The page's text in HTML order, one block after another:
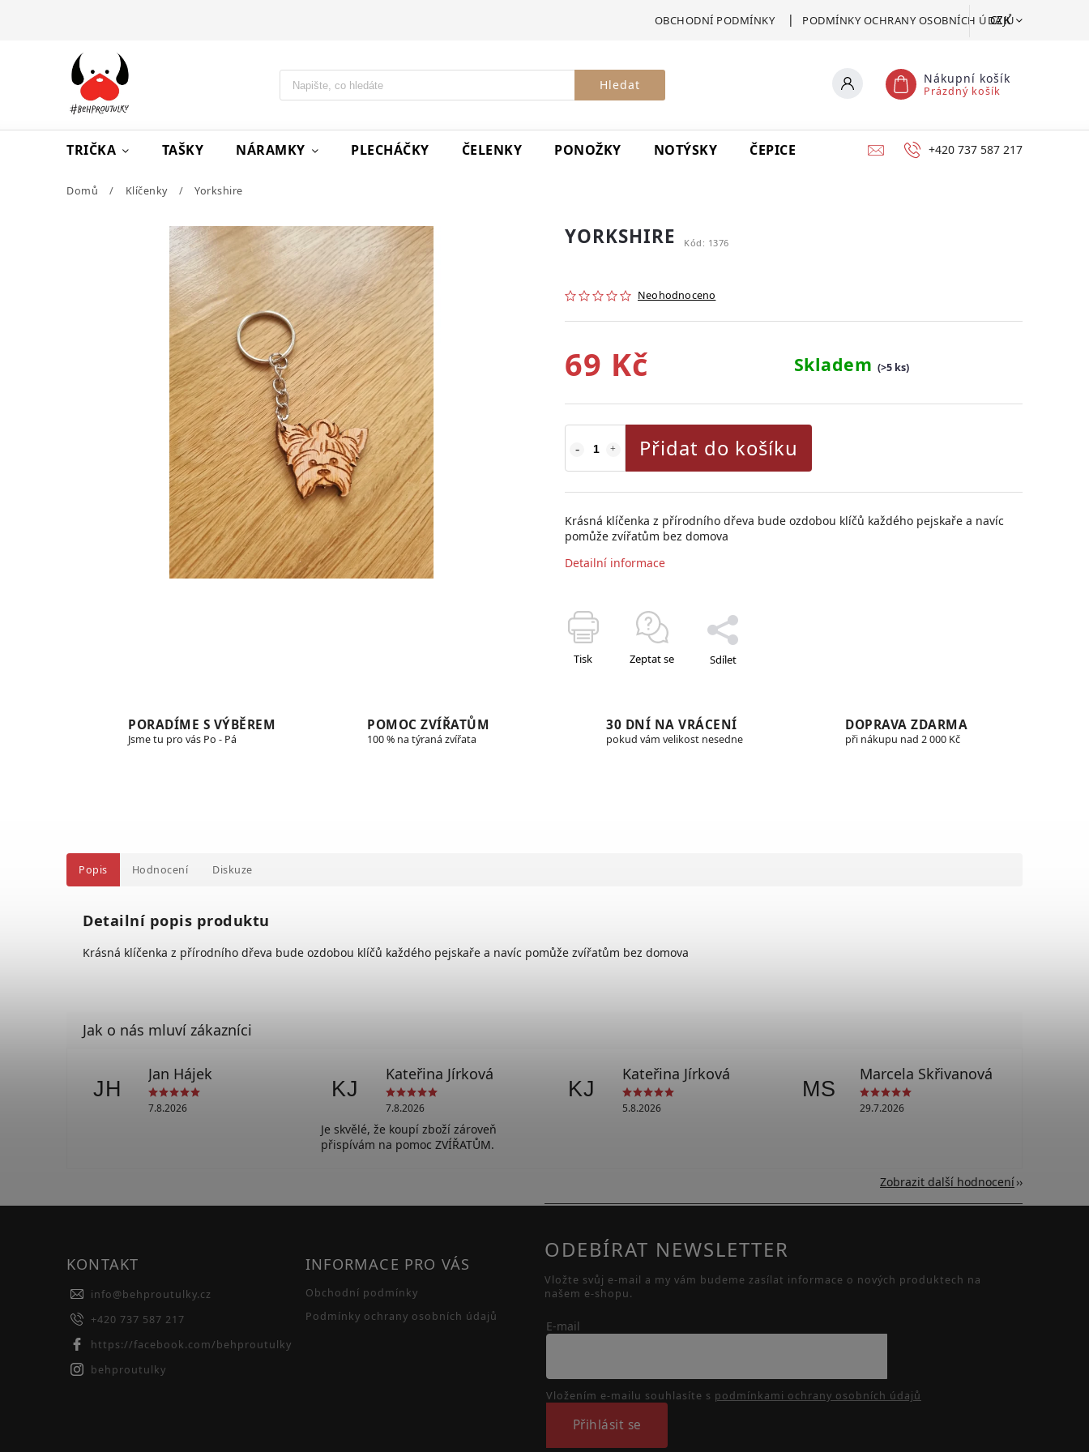
OBCHODNÍ PODMÍNKY PODMÍNKY OCHRANY OSOBNÍCH ÚDAJŮ
CZK
Hledat Nákupní košík
Prázdný košík
TRIČKA TAŠKY NÁRAMKY PLECHÁČKY ČELENKY PONOŽKY NOTÝSKY ČEPICE VSTUPENKA CERTIFIKÁT POMOCI
+420 737 587 217
Domů / Klíčenky / Yorkshire
YORKSHIRE Kód: 1376
Neohodnoceno
69 Kč Skladem (>5 ks)
Přidat do košíku
Krásná klíčenka z přírodního dřeva bude ozdobou klíčů každého pejskaře a navíc
pomůže zvířatům bez domova
Detailní informace
Tisk Zeptat se Sdílet
PORADÍME S VÝBĚREM
Jsme tu pro vás Po - Pá
POMOC ZVÍŘATŮM
100 % na týraná zvířata
30 DNÍ NA VRÁCENÍ
pokud vám velikost nesedne
DOPRAVA ZDARMA
při nákupu nad 2 000 Kč
Popis Hodnocení Diskuze
Detailní popis produktu
Krásná klíčenka z přírodního dřeva bude ozdobou klíčů každého pejskaře a navíc pomůže zvířatům bez domova
JH
Jan Hájek
7.8.2026
KJ
Kateřina Jírková
7.8.2026
Je skvělé, že koupí zboží zároveň
přispívám na pomoc ZVÍŘATŮM.
KJ
Kateřina Jírková
5.8.2026
MS
Marcela Skřivanová
29.7.2026
Zobrazit další hodnocení
KONTAKT
info@behproutulky.cz
+420 737 587 217
https://facebook.com/behproutulky
behproutulky
INFORMACE PRO VÁS
Obchodní podmínky
Podmínky ochrany osobních údajů
ODEBÍRAT NEWSLETTER
Vložte svůj e-mail a my vám budeme zasílat informace o nových produktech na
našem e-shopu.
E-mail
Vložením e-mailu souhlasíte s podmínkami ochrany osobních údajů
Přihlásit se